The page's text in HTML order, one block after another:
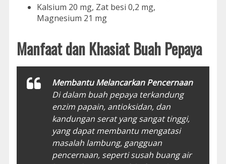
Kalsium 20 mg, Zat besi 0,2 mg,
Magnesium 21 mg
Manfaat dan Khasiat Buah Pepaya
Membantu Melancarkan Pencernaan
Di dalam buah pepaya terkandung
enzim papain, antioksidan, dan
kandungan serat yang sangat tinggi,
yang dapat membantu mengatasi
masalah lambung, gangguan
pencernaan, seperti susah buang air